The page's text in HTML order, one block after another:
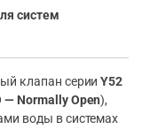
систем
клапан серииY52
— Normally Open),
воды в системах